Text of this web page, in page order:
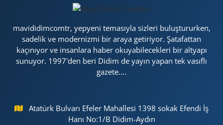
mavididimcomtr, yepyeni temasıyla sizleri buluştururken,
sadelik ve modernizmi bir araya getiriyor. Şatafattan
kaçınıyor ve insanlara haber okuyabilecekleri bir altyapı
sunuyor. 1997'den beri Didim de yayın yapan tek vasıflı
gazete....
Atatürk Bulvarı Efeler Mahallesi 1398 sokak Efendi İş
Hanı No:1/B Didim-Aydın